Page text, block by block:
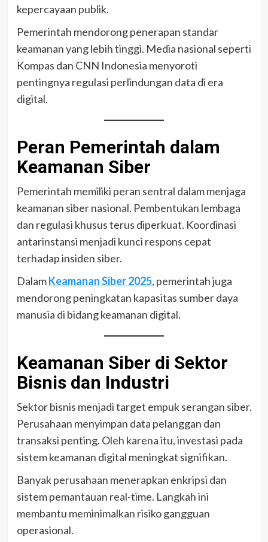
kepercayaan publik.
Pemerintah mendorong penerapan standar
keamanan yang lebih tinggi. Media nasional seperti
Kompas dan CNN Indonesia menyoroti
pentingnya regulasi perlindungan data di era
digital.
Peran Pemerintah dalam
Keamanan Siber
Pemerintah memiliki peran sentral dalam menjaga
keamanan siber nasional. Pembentukan lembaga
dan regulasi khusus terus diperkuat. Koordinasi
antarinstansi menjadi kunci respons cepat
terhadap insiden siber.
DalamKeamanan Siber 2025, pemerintah juga
mendorong peningkatan kapasitas sumber daya
manusia di bidang keamanan digital.
Keamanan Siber di Sektor
Bisnis dan Industri
Sektor bisnis menjadi target empuk serangan siber.
Perusahaan menyimpan data pelanggan dan
transaksi penting. Oleh karena itu, investasi pada
sistem keamanan digital meningkat signifikan.
Banyak perusahaan menerapkan enkripsi dan
sistem pemantauan real-time. Langkah ini
membantu meminimalkan risiko gangguan
operasional.